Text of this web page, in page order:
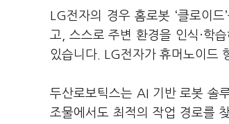
LG전자의 경우 홈로봇 ‘클로이
고, 스스로 주변 환경을 인식·학
있습니다. LG전자가 휴머노이드
두산로보틱스는 AI 기반 로봇 솔
조물에서도 최적의 작업 경로를